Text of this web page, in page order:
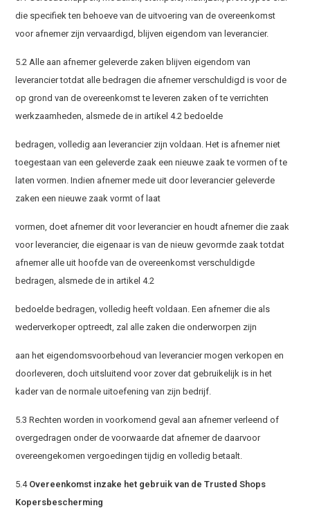
die specifiek ten behoeve van de uitvoering van de overeenkomst
voor afnemer zijn vervaardigd, blijven eigendom van leverancier.
5.2 Alle aan afnemer geleverde zaken blijven eigendom van
leverancier totdat alle bedragen die afnemer verschuldigd is voor de
op grond van de overeenkomst te leveren zaken of te verrichten
werkzaamheden, alsmede de in artikel 4.2 bedoelde
bedragen, volledig aan leverancier zijn voldaan. Het is afnemer niet
toegestaan van een geleverde zaak een nieuwe zaak te vormen of te
laten vormen. Indien afnemer mede uit door leverancier geleverde
zaken een nieuwe zaak vormt of laat
vormen, doet afnemer dit voor leverancier en houdt afnemer die zaak
voor leverancier, die eigenaar is van de nieuw gevormde zaak totdat
afnemer alle uit hoofde van de overeenkomst verschuldigde
bedragen, alsmede de in artikel 4.2
bedoelde bedragen, volledig heeft voldaan. Een afnemer die als
wederverkoper optreedt, zal alle zaken die onderworpen zijn
aan het eigendomsvoorbehoud van leverancier mogen verkopen en
doorleveren, doch uitsluitend voor zover dat gebruikelijk is in het
kader van de normale uitoefening van zijn bedrijf.
5.3 Rechten worden in voorkomend geval aan afnemer verleend of
overgedragen onder de voorwaarde dat afnemer de daarvoor
overeengekomen vergoedingen tijdig en volledig betaalt.
5.4 Overeenkomst inzake het gebruik van de Trusted Shops
Kopersbescherming